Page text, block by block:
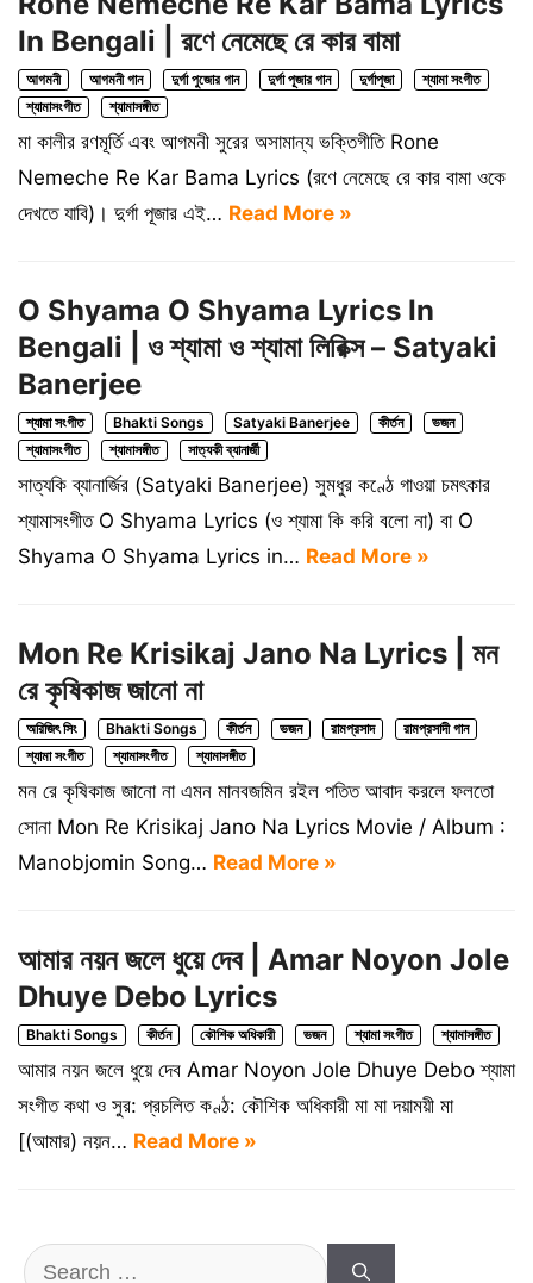
In Bengali | রণে নেমেছে রে কার বামা
আগমনী আগমনী গান দুর্গা পুজোর গান দুর্গা পূজার গান দুর্গাপূজা
শ্যামা সংগীত
শ্যামাসংগীত
শ্যামাসঙ্গীত
মা কালীর রণমূর্তি এবং আগমনী সুরের অসামান্য ভক্তিগীতি Rone
Nemeche Re Kar Bama Lyrics (রণে নেমেছে রে কার বামা ওকে
দেখতে যাবি)। দুর্গা পূজার এই… Read More »
O Shyama O Shyama Lyrics In
Bengali | ও শ্যামা ও শ্যামা লিরিক্স – Satyaki
Banerjee
শ্যামা সংগীত Bhakti Songs Satyaki Banerjee কীর্তন
ভজন
শ্যামাসংগীত
শ্যামাসঙ্গীত সাত্যকী ব্যানার্জী
সাত্যকি ব্যানার্জির (Satyaki Banerjee) সুমধুর কণ্ঠে গাওয়া চমৎকার
শ্যামাসংগীত O Shyama Lyrics (ও শ্যামা কি করি বলো না) বা O
Shyama O Shyama Lyrics in… Read More »
Mon Re Krisikaj Jano Na Lyrics | মন
রে কৃষিকাজ জানো না
অরিজিৎ সিং Bhakti Songs কীর্তন ভজন রামপ্রসাদ
রামপ্রসাদী গান
শ্যামা সংগীত
শ্যামাসংগীত শ্যামাসঙ্গীত
মন রে কৃষিকাজ জানো না এমন মানবজমিন রইল পতিত আবাদ করলে ফলতো
সোনা Mon Re Krisikaj Jano Na Lyrics Movie / Album :
Manobjomin Song… Read More »
আমার নয়ন জলে ধুয়ে দেব | Amar Noyon Jole
Dhuye Debo Lyrics
Bhakti Songs কীর্তন কৌশিক অধিকারী ভজন শ্যামা সংগীত শ্যামাসঙ্গীত
আমার নয়ন জলে ধুয়ে দেব Amar Noyon Jole Dhuye Debo শ্যামা
সংগীত কথা ও সুর: প্রচলিত কণ্ঠ: কৌশিক অধিকারী মা মা দয়াময়ী মা
[(আমার) নয়ন… Read More »
Search